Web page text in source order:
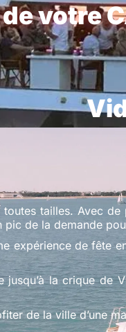
votre
tailles. Avec
de la demande
expérience de
la crique de
de la ville d’une